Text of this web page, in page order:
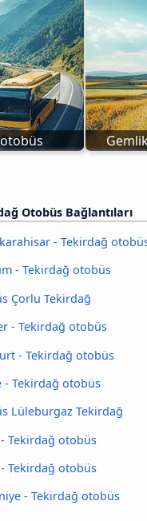
Otobüs Bağlantıları
- Tekirdağ
- Tekirdağ otobüs
Çorlu Tekirdağ
- Tekirdağ otobüs
- Tekirdağ otobüs
- Tekirdağ otobüs
Lüleburgaz Tekirdağ
Tekirdağ otobüs
Tekirdağ otobüs
- Tekirdağ otobüs